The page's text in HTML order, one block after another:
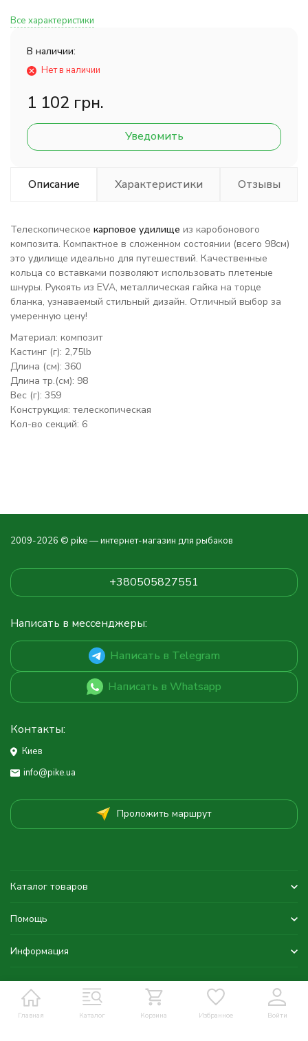
Все характеристики
В наличии:
Нет в наличии
1 102 грн.
Уведомить
Описание Характеристики Отзывы
Телескопическое карповое удилище из каробонового
композита. Компактное в сложенном состоянии (всего 98см)
это удилище идеально для путешествий. Качественные
кольца со вставками позволяют использовать плетеные
шнуры. Рукоять из EVA, металлическая гайка на торце
бланка, узнаваемый стильный дизайн. Отличный выбор за
умеренную цену!
Материал: композит
Кастинг (г): 2,75lb
Длина (см): 360
Длина тр.(см): 98
Вес (г): 359
Конструкция: телескопическая
Кол-во секций: 6
Главная Каталог Корзина Избранное Войти
2009-2026 © pike — интернет-магазин для рыбаков
+380505827551
Написать в мессенджеры:
Написать в Telegram
Написать в Whatsapp
Контакты:
Киев
info@pike.ua
Проложить маршрут
Каталог товаров
Помощь
Информация